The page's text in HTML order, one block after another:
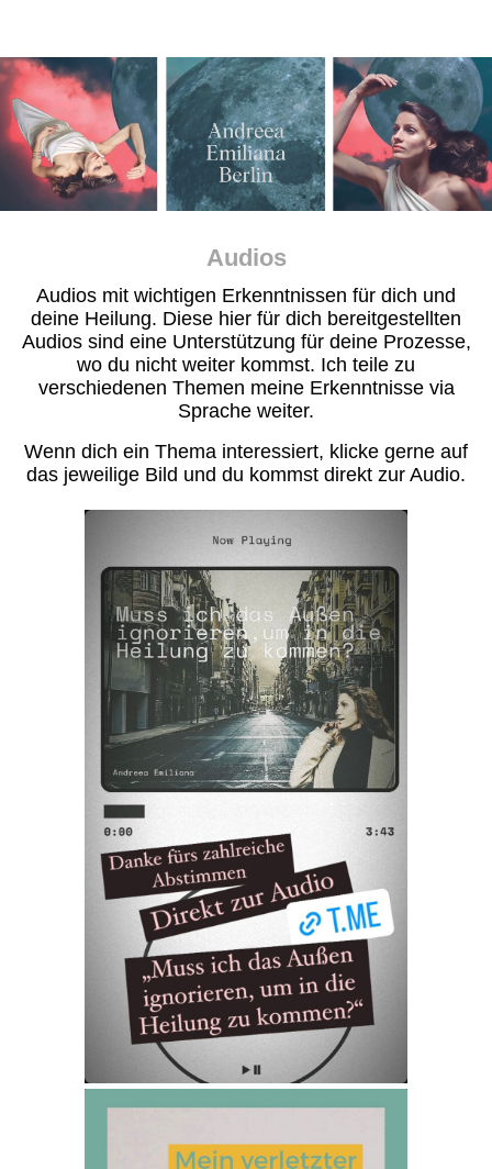
Audios
Audios mit wichtigen Erkenntnissen für dich und
deine Heilung. Diese hier für dich bereitgestellten
Audios sind eine Unterstützung für deine Prozesse,
wo du nicht weiter kommst. Ich teile zu
verschiedenen Themen meine Erkenntnisse via
Sprache weiter.
Wenn dich ein Thema interessiert, klicke gerne auf
das jeweilige Bild und du kommst direkt zur Audio.